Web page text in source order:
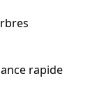
rapide